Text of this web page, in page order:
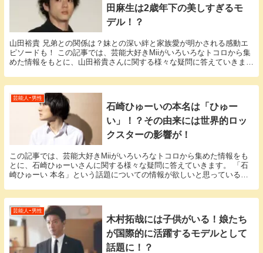
田麻生は2歳年下の美しすぎるモ
デル！？
山田裕貴 兄弟との関係は？妹との深い絆と家族愛が明かされる感動エ
ピソードも！ この記事では、芸能大好きMiiがいろいろなトコロから集
めた情報をもとに、山田裕貴さんに関する様々な疑問に答えていきま
芸能人ｰ男性
石崎ひゅーいの本名は「ひゅー
い」！？その由来には世界的ロッ
クスターの影響が！
この記事では、芸能大好きMiiがいろいろなトコロから集めた情報をも
とに、石崎ひゅーいさんに関する様々な疑問に答えていきます。 「石
崎ひゅーい 本名」という話題についての情報が欲しいと思っているそ
芸能人ｰ男性
木村拓哉には子供がいる！娘たち
が国際的に活躍するモデルとして
話題に！？